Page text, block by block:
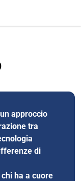
approccio
tra
di
ha a cuore